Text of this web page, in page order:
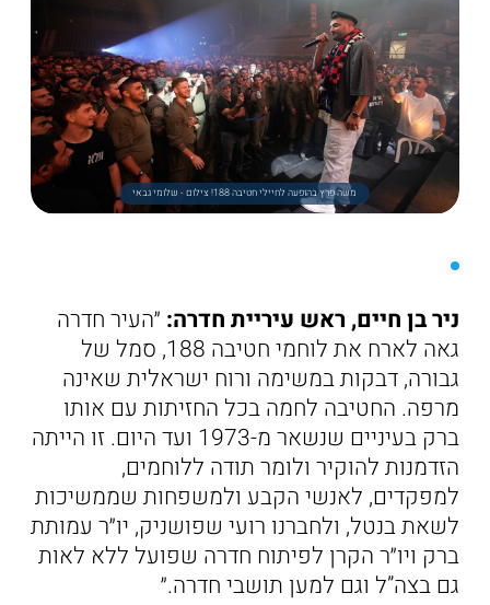
משה פרץ בהופעה לחיילי חטיבה 188! צילום - שלומי גבאי
ניר בן חיים, ראש עיריית חדרה: ״העיר חדרה
גאה לארח את לוחמי חטיבה 188, סמל של
גבורה, דבקות במשימה ורוח ישראלית שאינה
מרפה. החטיבה לחמה בכל החזיתות עם אותו
ברק בעיניים שנשאר מ-1973 ועד היום. זו הייתה
הזדמנות להוקיר ולומר תודה ללוחמים,
למפקדים, לאנשי הקבע ולמשפחות שממשיכות
לשאת בנטל, ולחברנו רועי שפושניק, יו״ר עמותת
ברק ויו״ר הקרן לפיתוח חדרה שפועל ללא לאות
גם בצה”ל וגם למען תושבי חדרה.״